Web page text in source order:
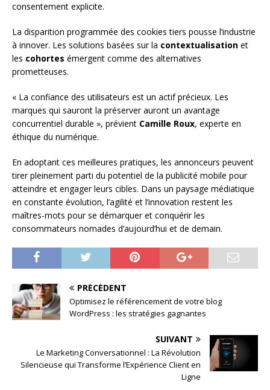
consentement explicite.
La disparition programmée des cookies tiers pousse l’industrie
à innover. Les solutions basées sur la contextualisation et
les cohortes émergent comme des alternatives
prometteuses.
« La confiance des utilisateurs est un actif précieux. Les
marques qui sauront la préserver auront un avantage
concurrentiel durable », prévient Camille Roux, experte en
éthique du numérique.
En adoptant ces meilleures pratiques, les annonceurs peuvent
tirer pleinement parti du potentiel de la publicité mobile pour
atteindre et engager leurs cibles. Dans un paysage médiatique
en constante évolution, l’agilité et l’innovation restent les
maîtres-mots pour se démarquer et conquérir les
consommateurs nomades d’aujourd’hui et de demain.
PRÉCÉDENT
Optimisez le référencement de votre blog
WordPress : les stratégies gagnantes
SUIVANT
Le Marketing Conversationnel : La Révolution
Silencieuse qui Transforme l’Expérience Client en
Ligne